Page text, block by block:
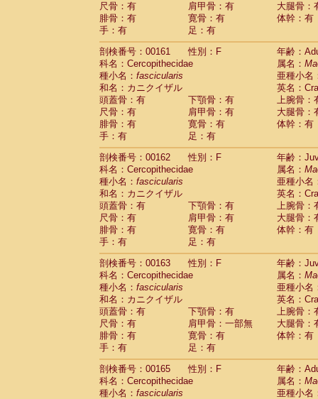
尺骨：有
肩甲骨：有
大腿骨：
腓骨：有
寛骨：有
体幹：有
手：有
足：有
剖検番号：00161
性別：F
年齢：
科名：Cercopithecidae
属名：
種小名： fascicularis
亜種小名
和名：カニクイザル
英名：
頭蓋骨：有
下顎骨：有
上腕骨：
尺骨：有
肩甲骨：有
大腿骨：
腓骨：有
寛骨：有
体幹：有
手：有
足：有
剖検番号：00162
性別：F
年齢：
科名：Cercopithecidae
属名：
種小名： fascicularis
亜種小名
和名：カニクイザル
英名：
頭蓋骨：有
下顎骨：有
上腕骨：
尺骨：有
肩甲骨：有
大腿骨：
腓骨：有
寛骨：有
体幹：有
手：有
足：有
剖検番号：00163
性別：F
年齢：
科名：Cercopithecidae
属名：
種小名： fascicularis
亜種小名
和名：カニクイザル
英名：
頭蓋骨：有
下顎骨：有
上腕骨：
尺骨：有
肩甲骨：一部無
大腿骨：
腓骨：有
寛骨：有
体幹：有
手：有
足：有
剖検番号：00165
性別：F
年齢：
科名：Cercopithecidae
属名：
種小名： fascicularis
亜種小名